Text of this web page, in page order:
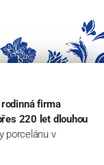
firma
220 let dlouhou
porcelánu v